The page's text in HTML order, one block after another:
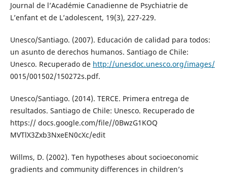
Journal de l’Académie Canadienne de Psychiatrie de
L’enfant et de L’adolescent, 19(3), 227-229.
Unesco/Santiago. (2007). Educación de calidad para todos:
un asunto de derechos humanos. Santiago de Chile:
Unesco. Recuperado de http://unesdoc.unesco.org/images/
0015/001502/150272s.pdf.
Unesco/Santiago. (2014). TERCE. Primera entrega de
resultados. Santiago de Chile: Unesco. Recuperado de
https:// docs.google.com/file//0BwzG1KOQ
MVTlX3Zxb3NxeEN0cXc/edit
Willms, D. (2002). Ten hypotheses about socioeconomic
gradients and community differences in children’s